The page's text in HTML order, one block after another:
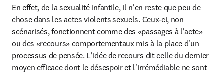
En effet, de la sexualité infantile, il n'en reste que peu de
chose dans les actes violents sexuels. Ceux-ci, non
scénarisés, fonctionnent comme des «passages à l'acte»
ou des «recours» comportementaux mis à la place d'un
processus de pensée. L'idée de recours dit celle du dernier
moyen efficace dont le désespoir et l'irrémédiable ne sont